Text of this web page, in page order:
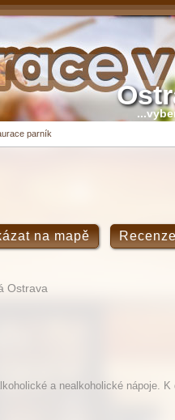
parník
na mapě
Ostrava
a nealkoholické nápoje.